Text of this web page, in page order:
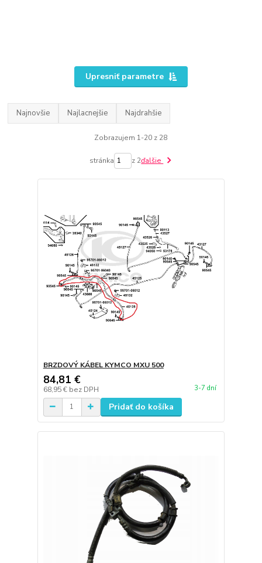
Upresniť parametre
Najnovšie Najlacnejšie Najdrahšie
Zobrazujem 1-20 z 28
stránka z 2ďalšie
BRZDOVÝ KÁBEL KYMCO MXU 500
84,81 €
68,95 € bez DPH 3-7 dní
Pridať do košíka